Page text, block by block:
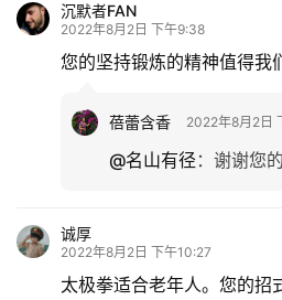
沉默者FAN
2022年8月2日 下午9:38
您的坚持锻炼的精神值得
蓓蕾含香 2022年8月2日
@名山有径： 谢谢您
诚厚
2022年8月2日 下午10:27
太极拳适合老年人。您的招